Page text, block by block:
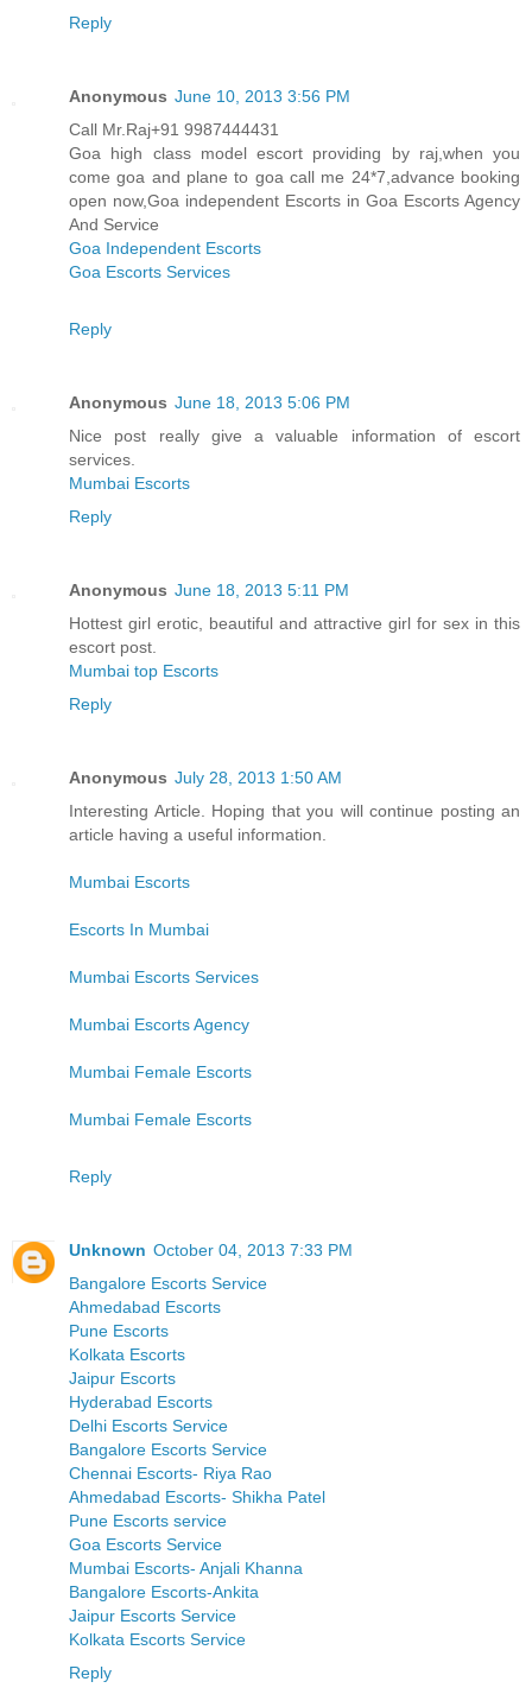
Reply
Anonymous June 10, 2013 3:56 PM
Call Mr.Raj+91 9987444431
Goa high class model escort providing by raj,when you
come goa and plane to goa call me 24*7,advance booking
open now,Goa independent Escorts in Goa Escorts Agency
And Service
Goa Independent Escorts
Goa Escorts Services
Reply
Anonymous June 18, 2013 5:06 PM
Nice post really give a valuable information of escort
services.
Mumbai Escorts
Reply
Anonymous June 18, 2013 5:11 PM
Hottest girl erotic, beautiful and attractive girl for sex in this
escort post.
Mumbai top Escorts
Reply
Anonymous July 28, 2013 1:50 AM
Interesting Article. Hoping that you will continue posting an
article having a useful information.
Mumbai Escorts
Escorts In Mumbai
Mumbai Escorts Services
Mumbai Escorts Agency
Mumbai Female Escorts
Mumbai Female Escorts
Reply
Unknown October 04, 2013 7:33 PM
Bangalore Escorts Service
Ahmedabad Escorts
Pune Escorts
Kolkata Escorts
Jaipur Escorts
Hyderabad Escorts
Delhi Escorts Service
Bangalore Escorts Service
Chennai Escorts- Riya Rao
Ahmedabad Escorts- Shikha Patel
Pune Escorts service
Goa Escorts Service
Mumbai Escorts- Anjali Khanna
Bangalore Escorts-Ankita
Jaipur Escorts Service
Kolkata Escorts Service
Reply